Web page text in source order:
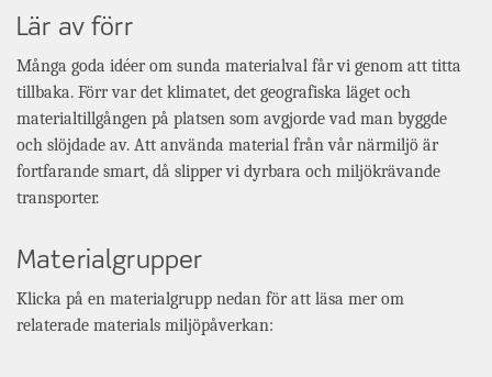
Lär av förr
Många goda idéer om sunda materialval får vi genom att titta
tillbaka. Förr var det klimatet, det geografiska läget och
materialtillgången på platsen som avgjorde vad man byggde
och slöjdade av. Att använda material från vår närmiljö är
fortfarande smart, då slipper vi dyrbara och miljökrävande
transporter.
Materialgrupper
Klicka på en materialgrupp nedan för att läsa mer om
relaterade materials miljöpåverkan: